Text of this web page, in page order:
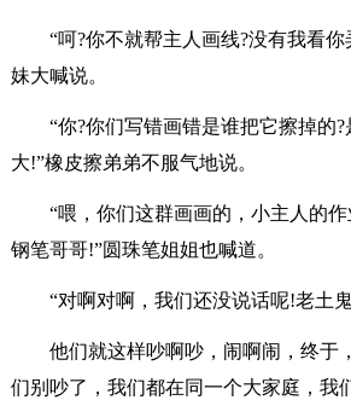
“呵?你不就帮主人画线?没有我看
妹大喊说。
“你?你们写错画错是谁把它擦掉的
大!”橡皮擦弟弟不服气地说。
“喂，你们这群画画的，小主人的
钢笔哥哥!”圆珠笔姐姐也喊道。
“对啊对啊，我们还没说话呢!老土
他们就这样吵啊吵，闹啊闹，终于
们别吵了，我们都在同一个大家庭，我